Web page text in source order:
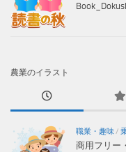
農業のイラスト
職業・趣味/
商用フリー